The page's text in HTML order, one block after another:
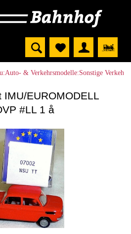
& Verkehrsmodelle:Sonstige
IMU/EUROMODELL
#LL 1 å